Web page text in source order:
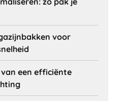
voor
een efficiënte